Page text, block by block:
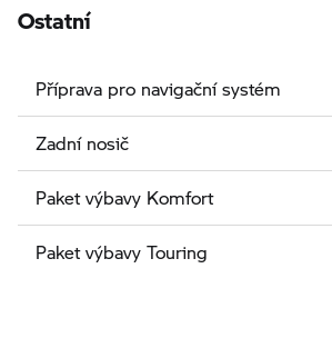
Ostatní
Příprava pro navigační systém
Zadní nosič
Paket výbavy Komfort
Paket výbavy Touring